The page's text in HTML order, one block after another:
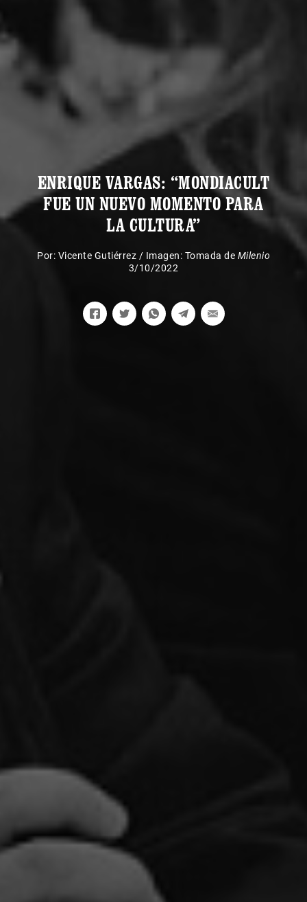
ENRIQUE VARGAS: “MONDIACULT
FUE UN NUEVO MOMENTO PARA
LA CULTURA”
Por: Vicente Gutiérrez / Imagen: Tomada de Milenio
3/10/2022